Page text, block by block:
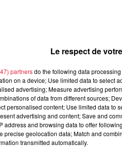
Afrique vers l’inconnu, à la
africain découvert ; cette
leur parlait d’un aussi gros
ils l’auraient déjà
beaucoup plus fastidieux de
et directeur adjoint du
pour la conservation de la
guerres civiles et au terrorisme
vétérinaires, chef animalier
animal méconnu, car encore
Le respect de
partnersdo the following data
on a device; Use limited data to select
advertising; Measure advertising
of data from different sources;
personalised content; Use limited data to
advertising and content; Save and
address and browsing data to offer
precise geolocation data; Match and
transmitted automatically.